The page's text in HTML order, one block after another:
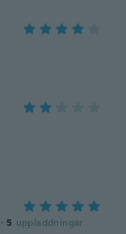
· 5 uppladdningar